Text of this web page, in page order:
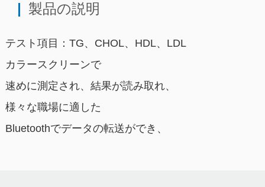
製品の説明
テスト項目：TG、CHOL、HDL、LDL
カラースクリーンで
速めに測定され、結果が読み取れ、
様々な職場に適した
Bluetoothでデータの転送ができ、